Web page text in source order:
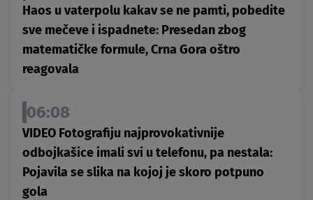
Haos u vaterpolu kakav se ne pamti, pobedite
sve mečeve i ispadnete: Presedan zbog
matematičke formule, Crna Gora oštro
reagovala
06:08
VIDEO Fotografiju najprovokativnije
odbojkašice imali svi u telefonu, pa nestala:
Pojavila se slika na kojoj je skoro potpuno
gola